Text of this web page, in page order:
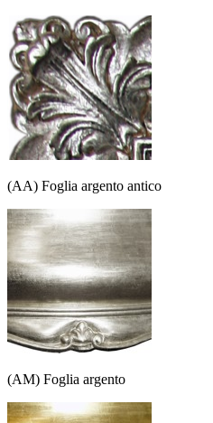
(AA) Foglia argento antico
(AM) Foglia argento